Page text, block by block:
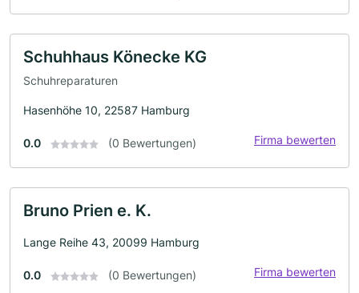
Schuhhaus Könecke KG
Schuhreparaturen
Hasenhöhe 10, 22587 Hamburg
0.0 (0 Bewertungen) Firma bewerten
Bruno Prien e. K.
Lange Reihe 43, 20099 Hamburg
0.0 (0 Bewertungen) Firma bewerten